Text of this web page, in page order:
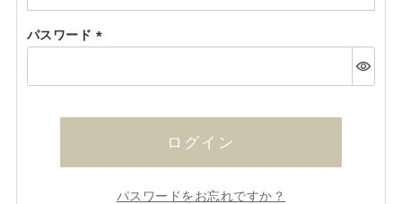
須)
パスワード
須)
ログイン
パスワードをお忘れですか？